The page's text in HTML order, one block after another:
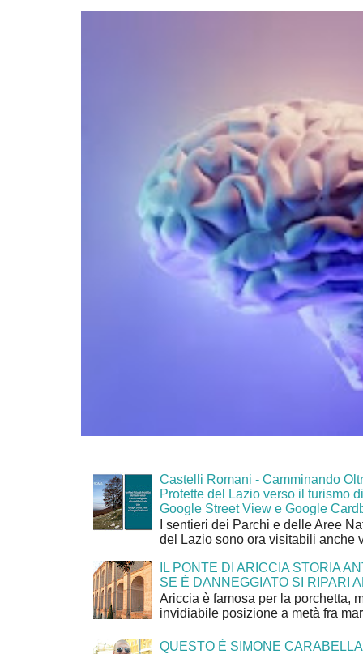
Castelli Romani - Camminando
Protette del Lazio verso il turismo
Google Street View e Google
I sentieri dei Parchi e delle Aree
del Lazio sono ora visitabili anche
IL PONTE DI ARICCIA STORIA
SE È DANNEGGIATO SI RIPARI
Ariccia è famosa per la porchetta,
invidiabile posizione a metà fra
QUESTO È SIMONE CARABELLA